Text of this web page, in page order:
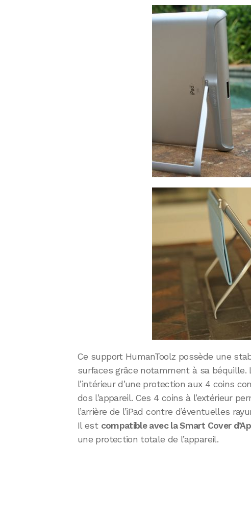
Ce support HumanToolz possède une
surfaces grâce notamment à sa
l’intérieur d’une protection aux 4 coins
dos l’appareil. Ces 4 coins à l’extérieur
l’arrière de l’iPad contre d’éventuelles
Il est compatible avec la Smart Cover
une protection totale de l’appareil.